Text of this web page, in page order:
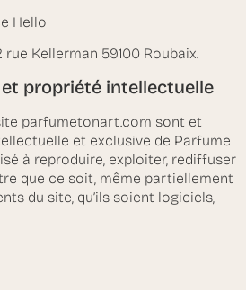
Hello
rue Kellerman 59100 Roubaix.
et propriété intellectuelle
parfumetonart.com sont et
et exclusive de Parfume
à reproduire, exploiter, rediffuser
que ce soit, même partiellement
du site, qu’ils soient logiciels,